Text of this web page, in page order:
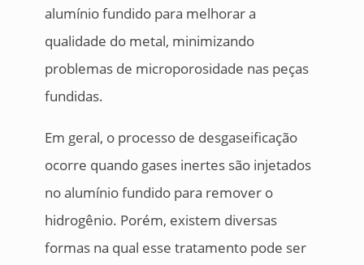
alumínio fundido para melhorar a
qualidade do metal, minimizando
problemas de microporosidade nas peças
fundidas.
Em geral, o processo de desgaseificação
ocorre quando gases inertes são injetados
no alumínio fundido para remover o
hidrogênio. Porém, existem diversas
formas na qual esse tratamento pode ser